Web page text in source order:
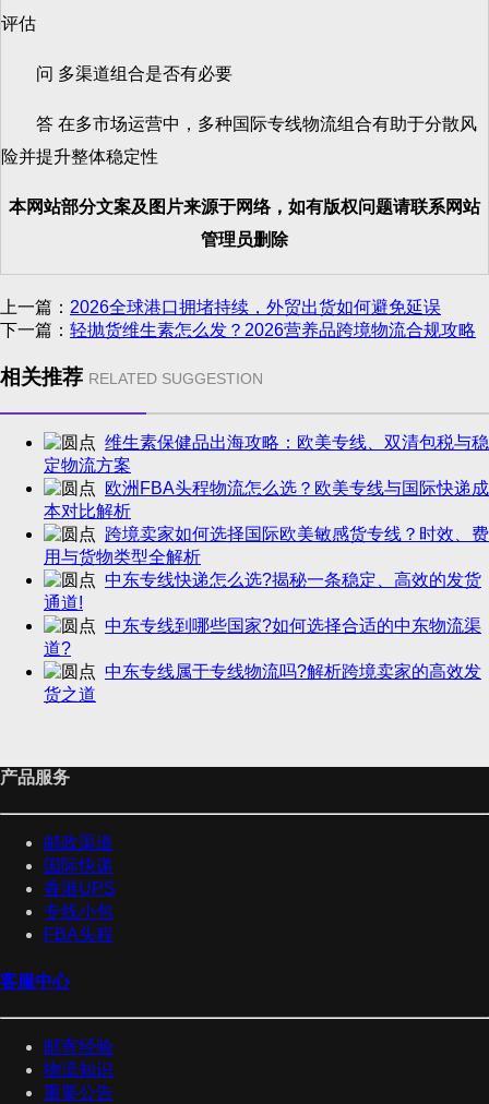
评估
问 多渠道组合是否有必要
答 在多市场运营中，多种国际专线物流组合有助于分散风
险并提升整体稳定性
本网站部分文案及图片来源于网络，如有版权问题请联系网站
管理员删除
上一篇： 2026全球港口拥堵持续，外贸出货如何避免延误
下一篇： 轻抛货维生素怎么发？2026营养品跨境物流合规攻略
相关推荐 RELATED SUGGESTION
维生素保健品出海攻略：欧美专线、双清包税与稳
定物流方案
欧洲FBA头程物流怎么选？欧美专线与国际快递成
本对比解析
跨境卖家如何选择国际欧美敏感货专线？时效、费
用与货物类型全解析
中东专线快递怎么选?揭秘一条稳定、高效的发货
通道!
中东专线到哪些国家?如何选择合适的中东物流渠
道?
中东专线属于专线物流吗?解析跨境卖家的高效发
货之道
产品服务
邮政渠道
国际快递
香港UPS
专线小包
FBA头程
客服中心
邮寄经验
物流知识
重要公告